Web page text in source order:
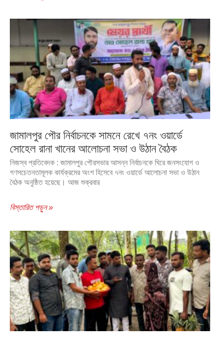
জামালপুর পৌর নির্বাচনকে সামনে রেখে ৭নং ওয়ার্ডে
সোহেল রানা খানের আলোচনা সভা ও উঠান বৈঠক
নিজস্ব প্রতিবেদক : জামালপুর পৌরসভার আসন্ন নির্বাচনকে ঘিরে জনসংযোগ ও
গণসচেতনতামূলক কার্যক্রমের অংশ হিসেবে ৭নং ওয়ার্ডে আলোচনা সভা ও উঠান
বৈঠক অনুষ্ঠিত হয়েছে। আজ শুক্রবার
বিস্তারিত পড়ুন »